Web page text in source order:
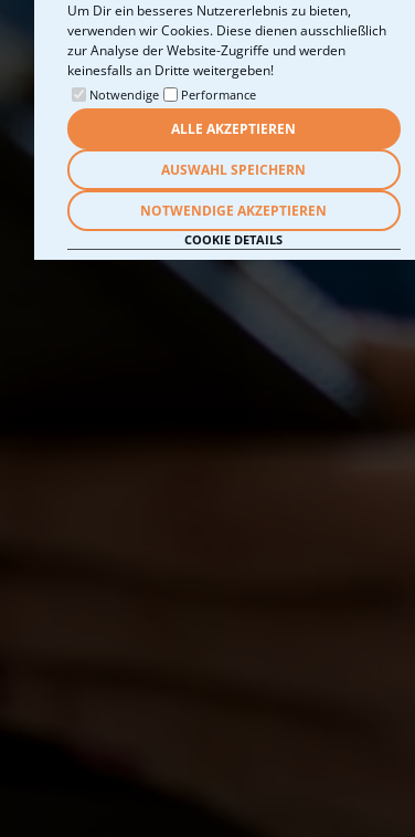
Um Dir ein besseres Nutzererlebnis zu bieten,
verwenden wir Cookies. Diese dienen ausschließlich
zur Analyse der Website-Zugriffe und werden
keinesfalls an Dritte weitergeben!
Notwendige Performance
ALLE AKZEPTIEREN
AUSWAHL SPEICHERN
NOTWENDIGE AKZEPTIEREN
COOKIE DETAILS